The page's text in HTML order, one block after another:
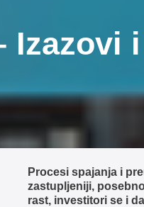
Procesi spajanja i
zastupljeniji,
rast, investitori se i